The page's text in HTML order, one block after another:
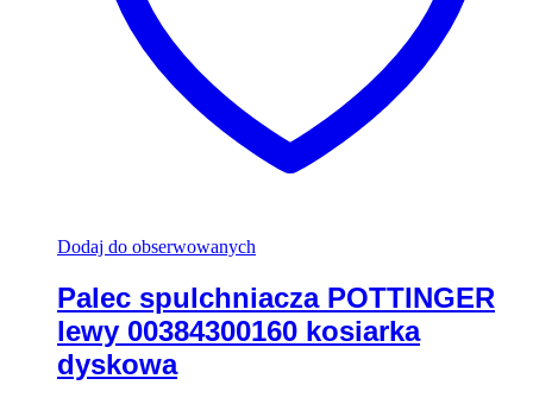
Dodaj do obserwowanych
Palec spulchniacza POTTINGER
lewy 00384300160 kosiarka
dyskowa